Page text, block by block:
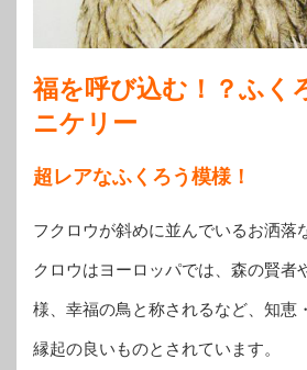
福を呼び込む！？ふく
ニケリー
超レアなふくろう模様！
フクロウが斜めに並んでいるお洒落
クロウはヨーロッパでは、森の賢者
様、幸福の鳥と称されるなど、知恵
縁起の良いものとされています。